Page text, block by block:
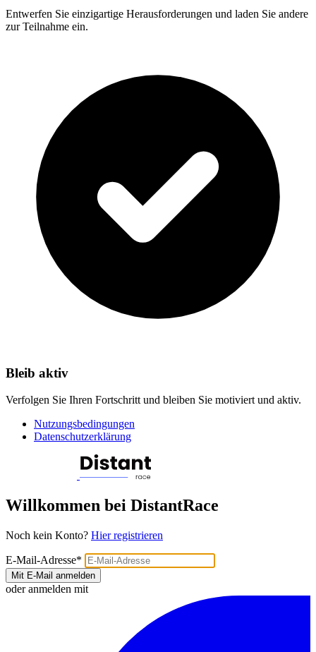
Entwerfen Sie einzigartige Herausforderungen und laden Sie andere
zur Teilnahme ein.
Bleib aktiv
Verfolgen Sie Ihren Fortschritt und bleiben Sie motiviert und aktiv.
Nutzungsbedingungen
Datenschutzerklärung
Willkommen bei DistantRace
Noch kein Konto? Hier registrieren
E-Mail-Adresse*
Mit E-Mail anmelden
oder anmelden mit